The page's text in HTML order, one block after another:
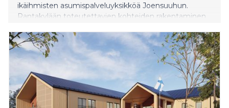
ikäihmisten asumispalveluyksikköä Joensuuhun.
Rantakylään toteutettavien kohteiden rakentaminen
valmistuvat kesällä 2027.